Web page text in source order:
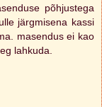
põhjustega
järgmisena kassi
masendus ei kao
lahkuda.